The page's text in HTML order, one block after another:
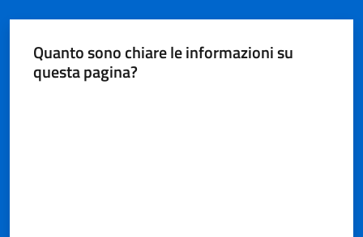
Quanto sono chiare le informazioni su
questa pagina?